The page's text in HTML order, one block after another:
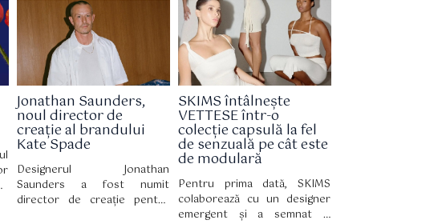
Mark, unde stilul newyorkez și
influența culturală se
întâlnesc.
este disponibilă și în
magazinele partenerilor..
Jonathan Saunders,
noul director de
creație al brandului
Kate Spade
Designerul Jonathan
Saunders a fost numit
director de creație pentru
SKIMS întâlnește
VETTESE într-o
colecție capsulă la fel
de senzuală pe cât este
de modulară
Pentru prima dată, SKIMS
colaborează cu un designer
emergent și a semnat o